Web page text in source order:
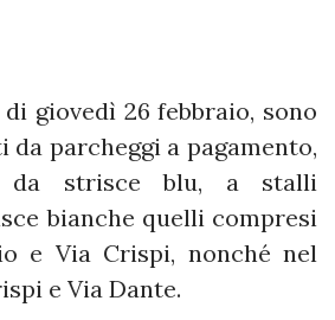
giovedì 26 febbraio, sono
parcheggi a pagamento,
da strisce blu, a stalli
bianche quelli compresi
e Via Crispi, nonché nel
e Via Dante.